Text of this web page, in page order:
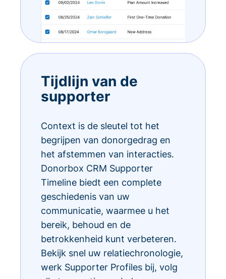
Tijdlijn van de
supporter
Context is de sleutel tot het
begrijpen van donorgedrag en
het afstemmen van interacties.
Donorbox CRM Supporter
Timeline biedt een complete
geschiedenis van uw
communicatie, waarmee u het
bereik, behoud en de
betrokkenheid kunt verbeteren.
Bekijk snel uw relatiechronologie,
werk Supporter Profiles bij, volg